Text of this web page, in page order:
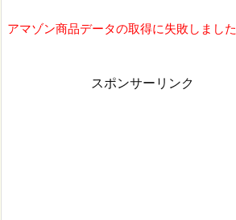
アマゾン商品データの取得に失敗しました
スポンサーリンク